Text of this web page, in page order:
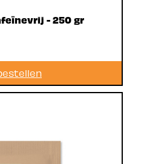
- 250 gr